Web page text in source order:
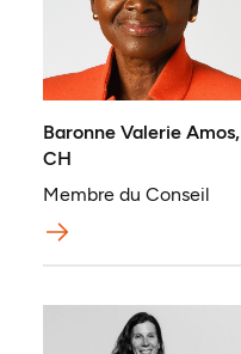
Baronne Valerie Amos,
CH
Membre du Conseil